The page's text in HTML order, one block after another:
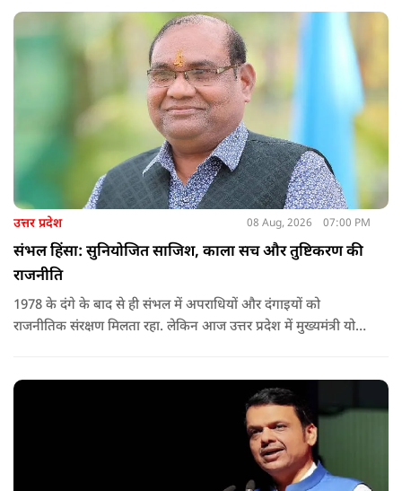
उत्तर प्रदेश 08 Aug, 2026 07:00 PM
संभल हिंसा: सुनियोजित साजिश, काला सच और तुष्टिकरण की
राजनीति
1978 के दंगे के बाद से ही संभल में अपराधियों और दंगाइयों को
राजनीतिक संरक्षण मिलता रहा. लेकिन आज उत्तर प्रदेश में मुख्यमंत्री योगी
नेता या सांसद क्यों न हो, यदि वह राज्य की शांति और सुरक्षा से खिलवाड़